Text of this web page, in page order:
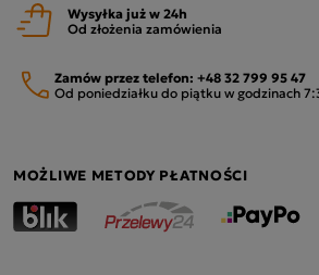
Wysyłka już w 24h
Od złożenia zamówienia
Zamów przez telefon: +48 32 799 95 47
Od poniedziałku do piątku w godzinach
MOŻLIWE METODY PŁATNOŚCI